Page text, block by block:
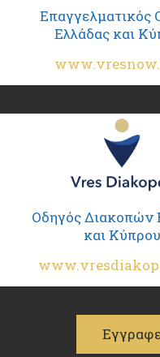
Επαγγελματικός
Ελλάδας και
Οδηγός Διακοπών
και Κύπρου